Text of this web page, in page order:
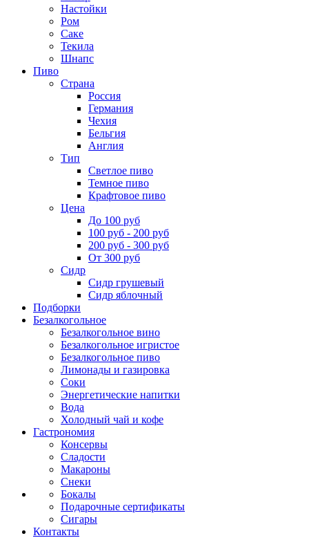
Настойки
Ром
Саке
Текила
Шнапс
Пиво
Страна
Россия
Германия
Чехия
Бельгия
Англия
Тип
Светлое пиво
Темное пиво
Крафтовое пиво
Цена
До 100 руб
100 руб - 200 руб
200 руб - 300 руб
От 300 руб
Сидр
Сидр грушевый
Сидр яблочный
Подборки
Безалкогольное
Безалкогольное вино
Безалкогольное игристое
Безалкогольное пиво
Лимонады и газировка
Соки
Энергетические напитки
Вода
Холодный чай и кофе
Гастрономия
Консервы
Сладости
Макароны
Снеки
Бокалы
Подарочные сертификаты
Сигары
Контакты